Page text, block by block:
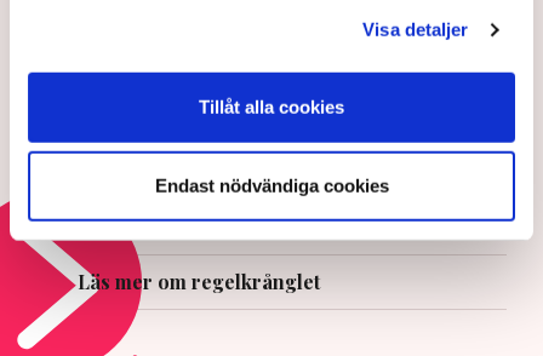
Visa detaljer
Tillåt alla cookies
Endast nödvändiga cookies
Professorn: Försiktighet,
följsamhet och feghet präglar
myndigheter
22 JULI 2026 |
Läs mer om regelkrånglet